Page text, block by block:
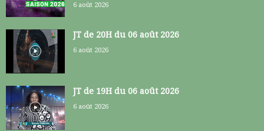
6 août 2026
JT de 20H du 06 août 2026
6 août 2026
JT de 19H du 06 août 2026
6 août 2026